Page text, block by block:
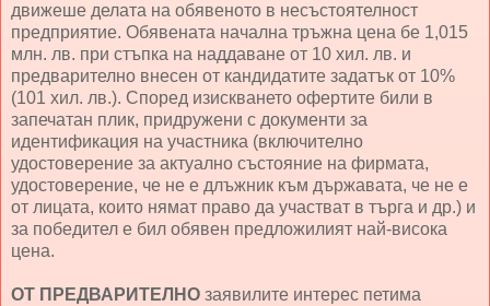
движеше делата на обявеното в несъстоятелност
предприятие. Обявената начална тръжна цена бе 1,015
млн. лв. при стъпка на наддаване от 10 хил. лв. и
предварително внесен от кандидатите задатък от 10%
(101 хил. лв.). Според изискването офертите били в
запечатан плик, придружени с документи за
идентификация на участника (включително
удостоверение за актуално състояние на фирмата,
удостоверение, че не е длъжник към държавата, че не е
от лицата, които нямат право да участват в търга и др.) и
за победител е бил обявен предложилият най-висока
цена.
ОТ ПРЕДВАРИТЕЛНО заявилите интерес петима